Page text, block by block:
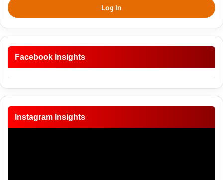
Log In
Facebook Insights
Instagram Insights